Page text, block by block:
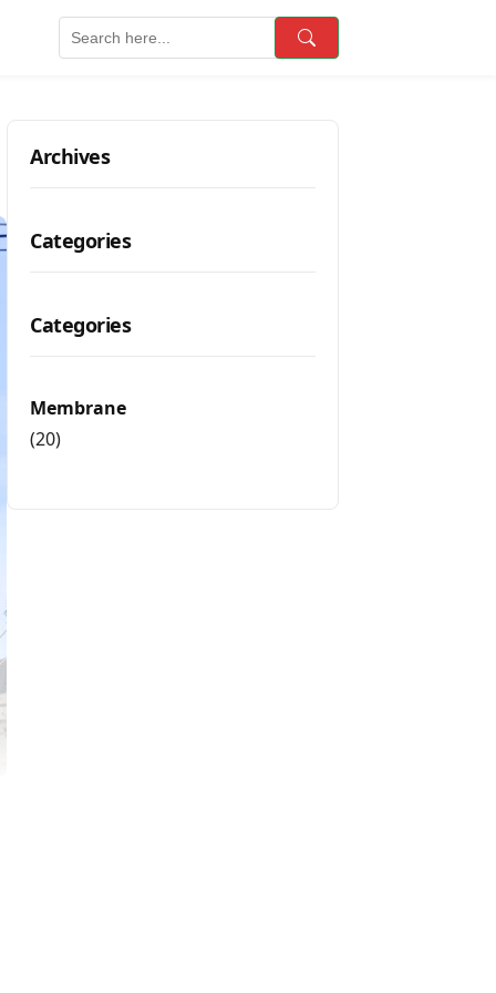
Search
Archives
Categories
Categories
Membrane
(20)